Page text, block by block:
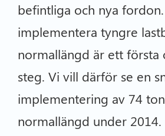
befintliga och nya
implementera tyngre
normallängd är ett första
steg. Vi vill därför se en
implementering av 74
normallängd under 2014.